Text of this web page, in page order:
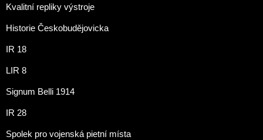
Kvalitní repliky výstroje
Historie Českobudějovicka
IR 18
LIR 8
Signum Belli 1914
IR 28
Spolek pro vojenská pietní místa